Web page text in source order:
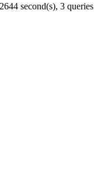
second(s), 3 queries